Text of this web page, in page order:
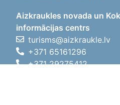
Aizkraukles novada un
informācijas centrs
turisms@aizkraukle.lv
+371 65161296
+371 29275412